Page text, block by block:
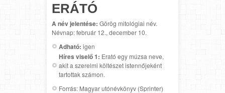
ERÁTÓ
A név jelentése: Görög mitológiai név.
Névnap: február 12., december 10.
Adható: igen
Híres viselő 1: Erató egy múzsa neve,
akit a szerelmi költészet istennőjeként
tartottak számon.
Forrás: Magyar utónévkönyv (Sprinter)